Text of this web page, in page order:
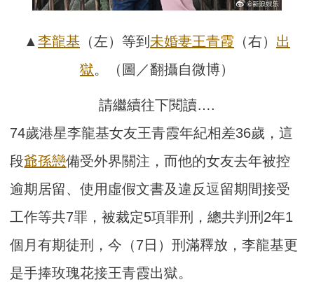
▲李龍基 （左）等到 未婚妻王青霞 （右） 出
獄。（圖／翻攝自微博）
請繼續往下閱讀….
74歲港星李龍基女友王青霞年紀相差36歲，這
段爺孫戀備受外界關注，而他的女友去年被控
逾期居留、使用虛假文書及違反逗留期間接受
工作等共7罪，被裁定5項罪刑，總共判刑2年1
個月有期徒刑，今（7日）刑滿釋放，李龍基更
是手捧玫瑰花接王青霞出獄。